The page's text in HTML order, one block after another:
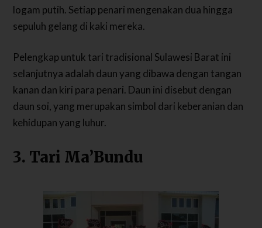
logam putih. Setiap penari mengenakan dua hingga
sepuluh gelang di kaki mereka.
Pelengkap untuk tari tradisional Sulawesi Barat ini
selanjutnya adalah daun yang dibawa dengan tangan
kanan dan kiri para penari. Daun ini disebut dengan
daun soi, yang merupakan simbol dari keberanian dan
kehidupan yang luhur.
3. Tari Ma’Bundu